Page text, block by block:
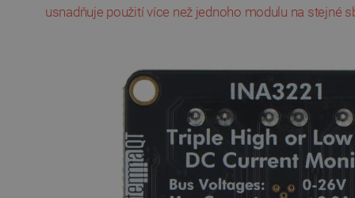
usnadňuje použití více než jednoho modulu na stejné
__cf_bm
__cf_bm
_lb_ccc